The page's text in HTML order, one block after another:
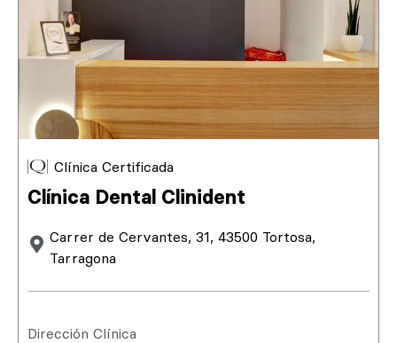
Clínica Certificada
Clínica Dental Clinident
Carrer de Cervantes, 31, 43500 Tortosa,
Tarragona
Dirección Clínica